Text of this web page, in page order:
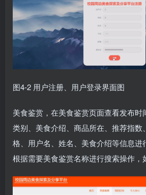
图4-2 用户注册、用户登录界面图
美食鉴赏，在美食鉴赏页面查看发布时
类别、美食介绍、商品所在、推荐指数
格、用户名、姓名、美食介绍等信息进
根据需要美食鉴赏名称进行搜索操作，